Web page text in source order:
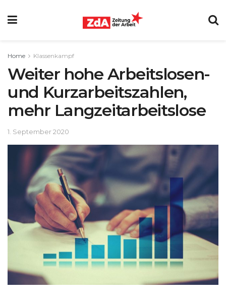
Home Klassenkampf
Weiter hohe Arbeitslosen-
und Kurzarbeitszahlen,
mehr Langzeitarbeitslose
1. September 2020